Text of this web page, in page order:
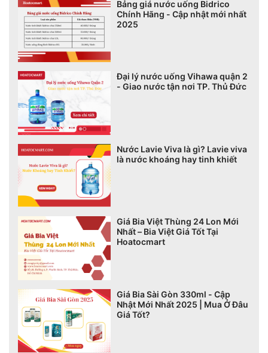
Bảng giá nước uống Bidrico
Chính Hãng - Cập nhật mới nhất
2025
Đại lý nước uống Vihawa quận 2
- Giao nước tận nơi TP. Thủ Đức
Nước Lavie Viva là gì? Lavie viva
là nước khoáng hay tinh khiết
Giá Bia Việt Thùng 24 Lon Mới
Nhất – Bia Việt Giá Tốt Tại
Hoatocmart
Giá Bia Sài Gòn 330ml - Cập
Nhật Mới Nhất 2025 | Mua Ở Đâu
Giá Tốt?